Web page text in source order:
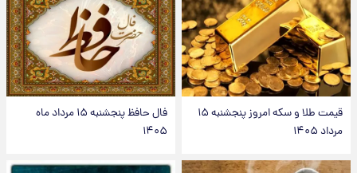
قیمت طلا و سکه امروز پنجشنبه ۱۵
مرداد ۱۴۰۵
فال حافظ پنجشنبه ۱۵ مرداد ماه
۱۴۰۵